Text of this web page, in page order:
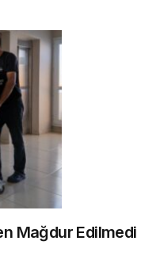
Mağdur Edilmedi